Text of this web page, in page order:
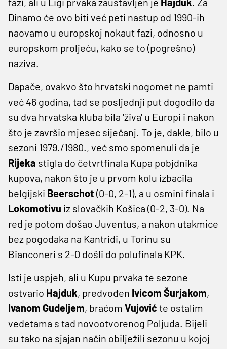
Dinamo će ovo biti već peti nastup od 1990-ih
naovamo u europskoj nokaut fazi, odnosno u
europskom proljeću, kako se to (pogrešno)
naziva.
Dapače, ovakvo što hrvatski nogomet ne pamti
već 46 godina, tad se posljednji put dogodilo da
su dva hrvatska kluba bila 'živa' u Europi i nakon
što je završio mjesec siječanj. To je, dakle, bilo u
sezoni 1979./1980., već smo spomenuli da je
Rijeka stigla do četvrtfinala Kupa pobjdnika
kupova, nakon što je u prvom kolu izbacila
belgijski Beerschot (0-0, 2-1), a u osmini finala i
Lokomotivu iz slovačkih Košica (0-2, 3-0). Na
red je potom došao Juventus, a nakon utakmice
bez pogodaka na Kantridi, u Torinu su
Bianconeri s 2-0 došli do polufinala KPK.
Isti je uspjeh, ali u Kupu prvaka te sezone
ostvario Hajduk, predvođen Ivicom Šurjakom,
Ivanom Gudeljem, braćom Vujović te ostalim
vedetama s tad novootvorenog Poljuda. Bijeli
su tako na sjajan način obilježili sezonu u kojoj